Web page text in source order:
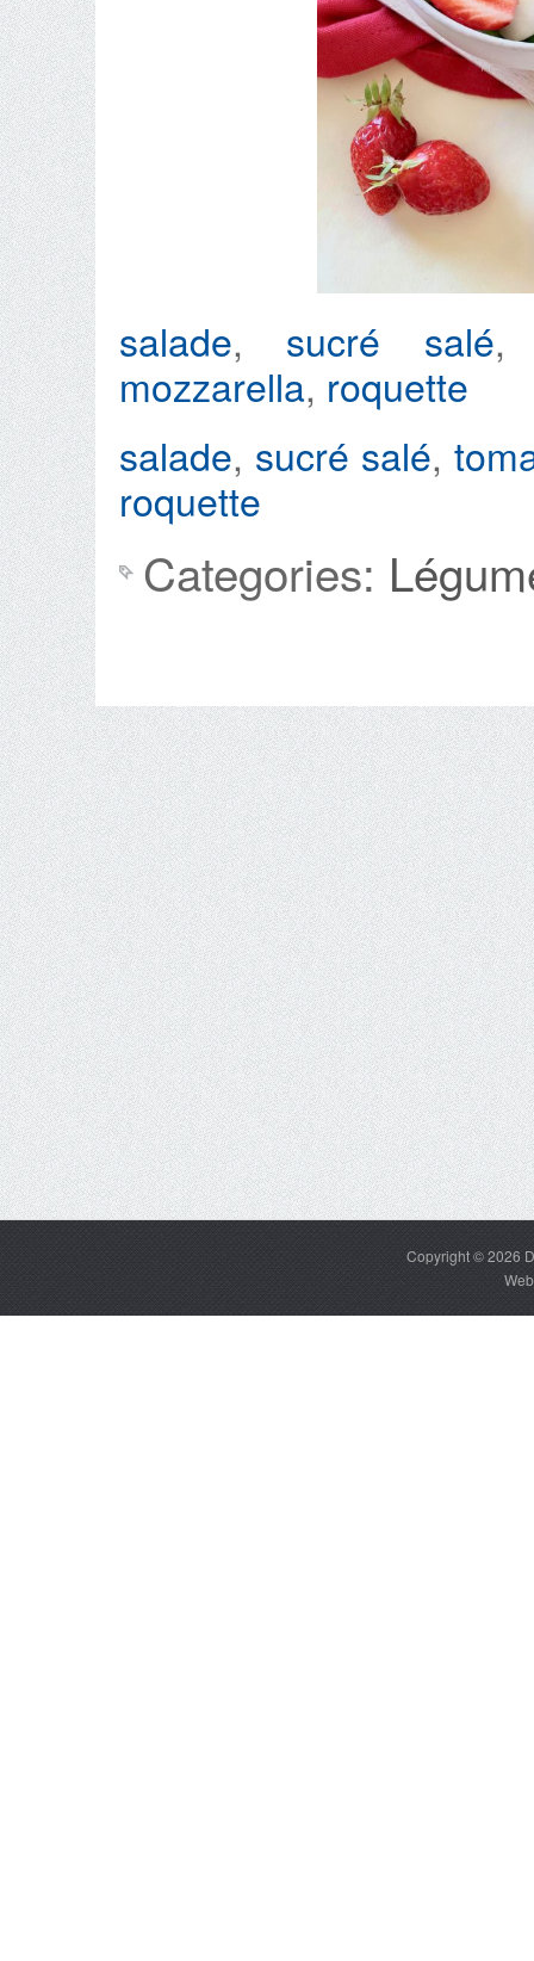
salade, sucré salé
mozzarella, roquette
salade, sucré salé,
roquette
Categories:
Copyright © 2026